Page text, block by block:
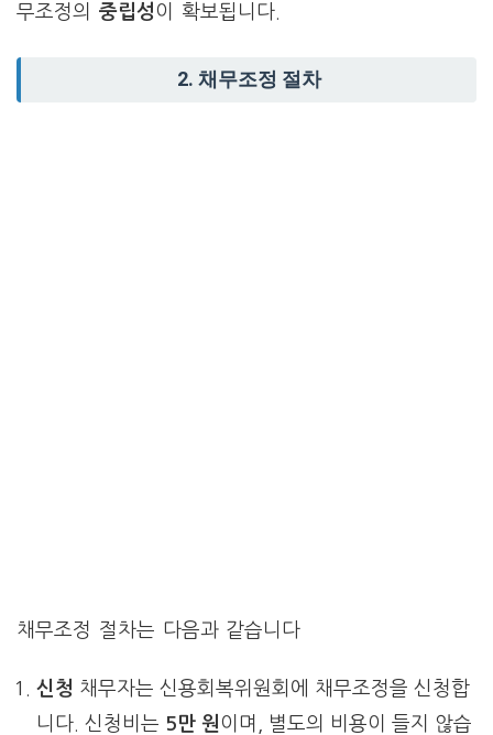
무조정의 중립성이 확보됩니다.
2. 채무조정 절차
채무조정 절차는 다음과 같습니다
신청 채무자는 신용회복위원회에 채무조정을 신청합
니다. 신청비는 5만 원이며, 별도의 비용이 들지 않습